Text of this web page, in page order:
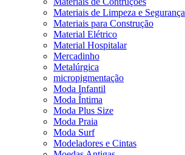
Materiais de Limpeza e Segurança
Materiais para Construção
Material Elétrico
Material Hospitalar
Mercadinho
Metalúrgica
micropigmentação
Moda Infantil
Moda Íntima
Moda Plus Size
Moda Praia
Moda Surf
Modeladores e Cintas